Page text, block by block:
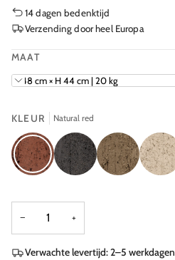
14 dagen bedenktijd
Verzending door heel Europa
MAAT
Ø 48 cm × H 44 cm | 20 kg
KLEUR Natural red
Natural
Natural
Natural
Natural
− +
Verwachte levertijd: 2–5 werkdagen